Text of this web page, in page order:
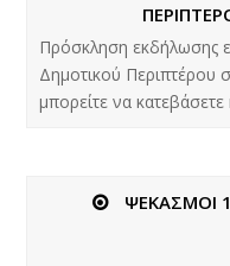
Πρόσκληση εκδήλωσης
Δημοτικού Περιπτέρου
μπορείτε να κατεβάσετε
ΨΕΚΑΣΜΟΙ